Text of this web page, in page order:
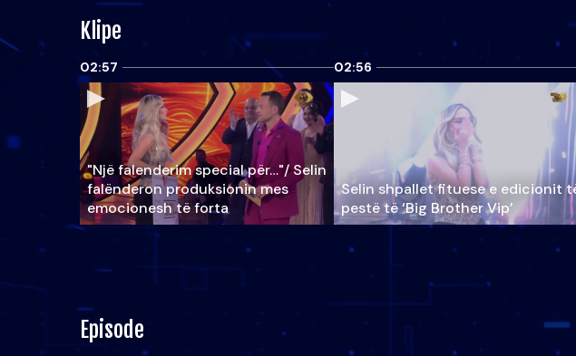
Klipe
02:57
"Një falenderim special për…"/ Selin
falënderon produksionin mes
emocionesh të forta
02:56
Selin shpallet fituese e edicionit
pestë të ‘Big Brother Vip’
Episode